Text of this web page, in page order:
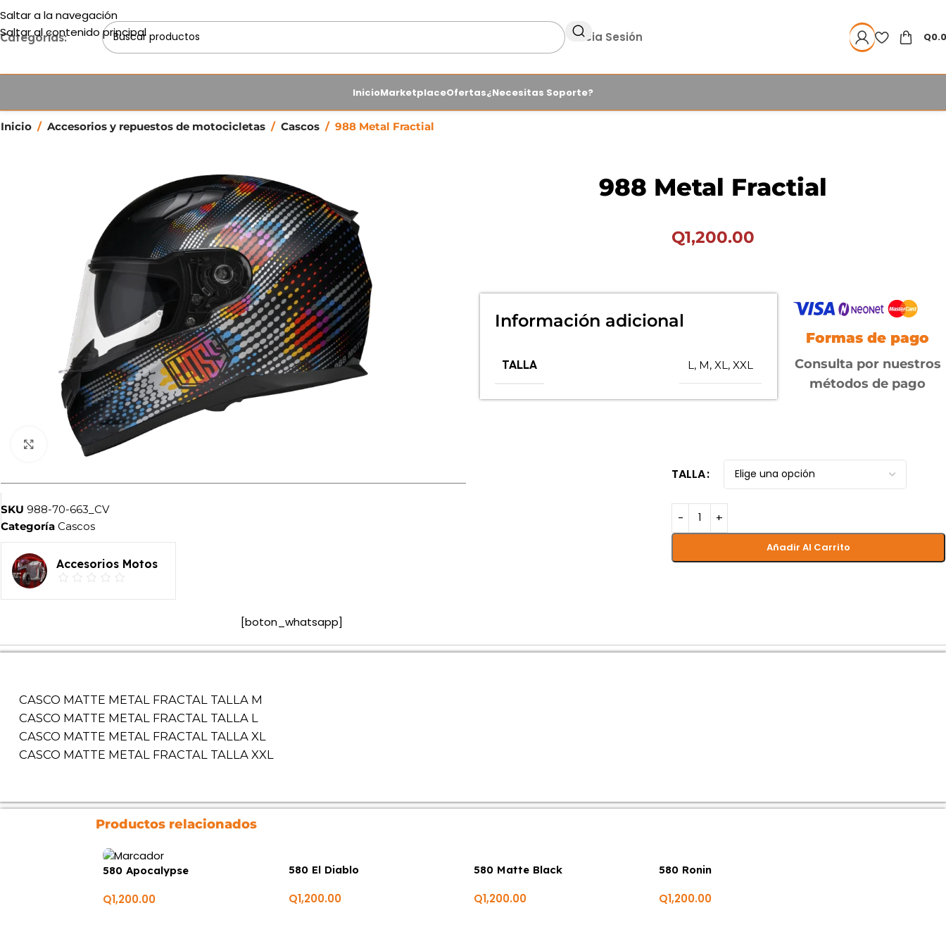
Saltar a la navegación
Saltar al contenido principal
Categorías: Inicia Sesión Q
InicioMarketplaceOfertas¿Necesitas Soporte?
Inicio / Accesorios y repuestos de motocicletas / Cascos / 988 Metal Fractial
Haga clic para ampliar
SKU 988-70-663_CV
Categoría Cascos
Accesorios Motos
[boton_whatsapp]
988 Metal Fractial
Q1,200.00
Información adicional
TALLA L , M,XL ,XXL
Formas de pago
Consulta por nuestros
métodos de pago
TALLA
Añadir Al Carrito
CASCO MATTE METAL FRACTAL TALLA M
CASCO MATTE METAL FRACTAL TALLA L
CASCO MATTE METAL FRACTAL TALLA XL
CASCO MATTE METAL FRACTAL TALLA XXL
Productos relacionados
580 Apocalypse
Q1,200.00
580 El Diablo
Q1,200.00
580 Matte Black
Q1,200.00
580 Ronin
Q1,200.00